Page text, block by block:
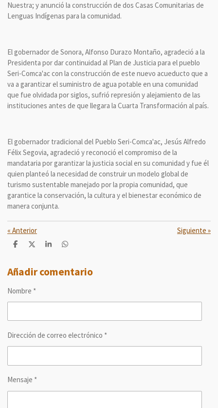
Nuestra; y anunció la construcción de dos Casas Comunitarias de
Lenguas Indígenas para la comunidad.
El gobernador de Sonora, Alfonso Durazo Montaño, agradeció a la
Presidenta por dar continuidad al Plan de Justicia para el pueblo
Seri-Comca'ac con la construcción de este nuevo acueducto que a
va a garantizar el suministro de agua potable en una comunidad
que fue olvidada por siglos, sufrió represión y alejamiento de las
instituciones antes de que llegara la Cuarta Transformación al país.
El gobernador tradicional del Pueblo Seri-Comca'ac, Jesús Alfredo
Félix Segovia, agradeció y reconoció el compromiso de la
mandataria por garantizar la justicia social en su comunidad y fue él
quien planteó la necesidad de construir un modelo global de
turismo sustentable manejado por la propia comunidad, que
garantice la conservación, la cultura y el bienestar económico de
manera conjunta.
« Anterior Siguiente »
C
p
a
t
C
p
a
C
p
a
C
p
a
Añadir comentario
Nombre *
Dirección de correo electrónico *
Mensaje *